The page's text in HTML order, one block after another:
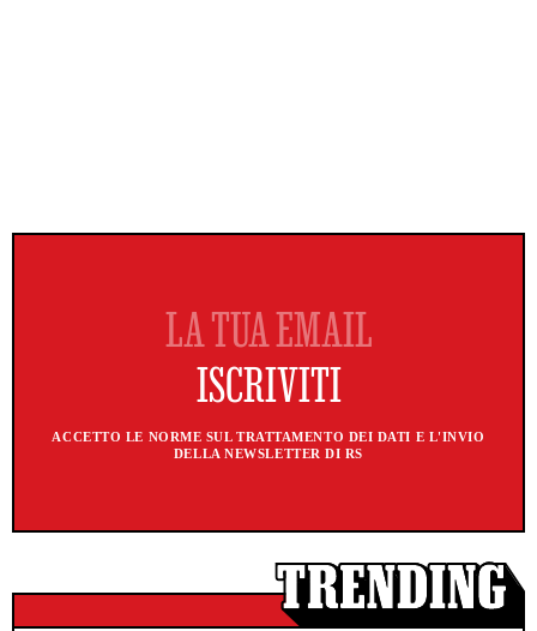
ACCETTO LE NORME SUL TRATTAMENTO DEI DATI E L'INVIO
DELLA NEWSLETTER DI RS